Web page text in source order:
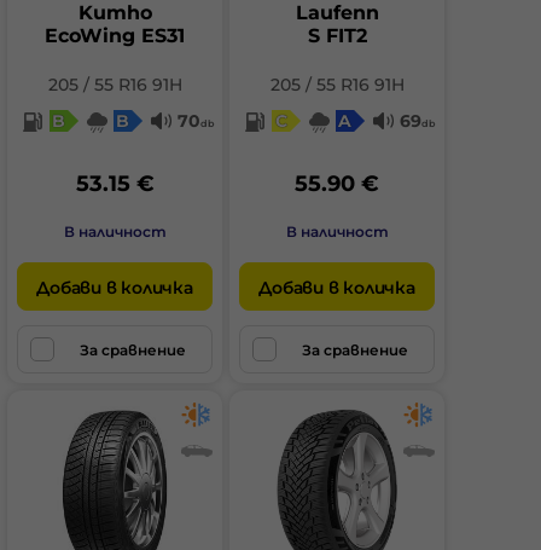
Kumho
EcoWing ES31
205 / 55 R16 91H
B
B 70db
53.15 €
В наличност
Добави в количка
За сравнение
Laufenn
S FIT2
205 / 55 R16 91H
C
A 69db
55.90 €
В наличност
Добави в количка
За сравнение